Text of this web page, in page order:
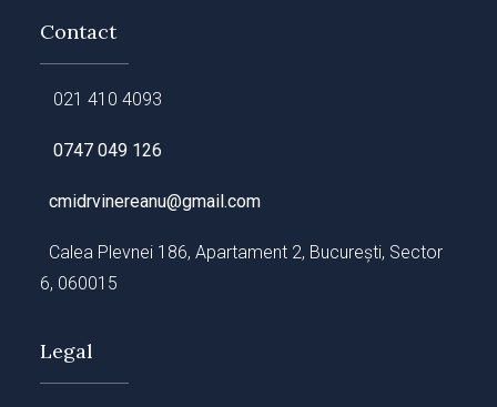
Contact
021 410 4093
0747 049 126
cmidrvinereanu@gmail.com
Calea Plevnei 186, Apartament 2, București, Sector
6, 060015
Legal